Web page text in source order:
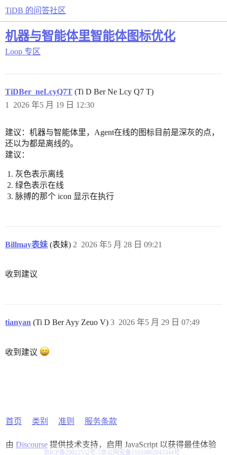
TiDB 的问答社区
机器与智能体里智能体图标优化
Loop 专区
TiDBer_neLcyQ7T (Ti D Ber Ne Lcy Q7 T)
2026 年5 月 19 日 12:30
1
建议：机器与智能体里，Agent在线的图标目前是深灰的点，
还以为都是离线的。
建议：
灰色表示离线
绿色表示在线
脉搏的那个 icon 显示在执行
Billmay表妹 (表妹) 2026 年5 月 28 日 09:21
2
收到建议
tianyan (Ti D Ber Ayy Zeuo V) 2026 年5 月 29 日 07:49
3
收到建议
首页 类别 准则 服务条款
由 Discourse提供技术支持，启用 JavaScript 以获得最佳体验
京ICP备20022552号-5京公网安备11010802043344号